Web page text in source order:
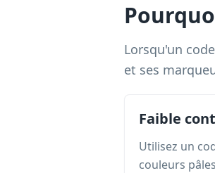
Lorsqu'un
et ses
Faible
Utilisez un
couleurs